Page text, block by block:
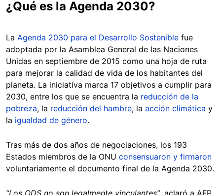
¿Qué es la Agenda 2030?
La Agenda 2030 para el Desarrollo Sostenible fue
adoptada por la Asamblea General de las Naciones
Unidas en septiembre de 2015 como una hoja de ruta
para mejorar la calidad de vida de los habitantes del
planeta. La iniciativa marca 17 objetivos a cumplir para
2030, entre los que se encuentra la reducción de la
pobreza, la reducción del hambre, la acción climática y
la igualdad de género.
Tras más de dos años de negociaciones, los 193
Estados miembros de la ONU consensuaron y firmaron
voluntariamente el documento final de la Agenda 2030.
“Los ODS no son legalmente vinculantes”, aclaró a AFP